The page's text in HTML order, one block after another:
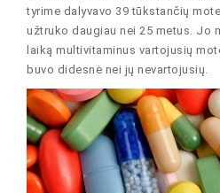
tyrime dalyvavo 39 tūkstančių
užtruko daugiau nei 25 metus. Jo
laiką multivitaminus vartojusių
buvo didesnė nei jų nevartojusių.